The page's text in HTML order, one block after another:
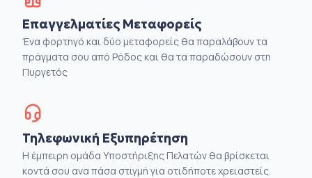
Επαγγελματίες Μεταφορείς
Ένα φορτηγό και δύο μεταφορείς θα παραλάβουν τα
πράγματα σου από Ρόδος και θα τα παραδώσουν στη
Πυργετός
Τηλεφωνική Εξυπηρέτηση
Η έμπειρη ομάδα Υποστήριξης Πελατών θα βρίσκεται
κοντά σου ανα πάσα στιγμή για οτιδήποτε χρειαστείς.